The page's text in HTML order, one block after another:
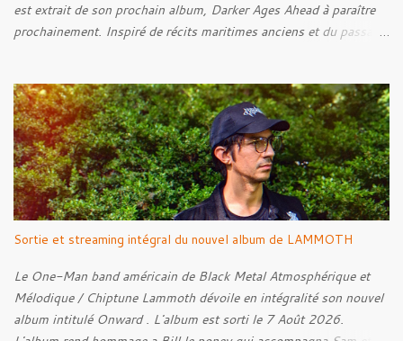
est extrait de son prochain album, Darker Ages Ahead à paraître
prochainement. Inspiré de récits maritimes anciens et du passage
Derrière cette imagerie, le groupe développe un propos autour de
la persévérance et de l’espoir face aux épreuves, alors que le
personnage finit par retrouver la force de continuer malgré les
ténèbres qui l’entourent.
Sortie et streaming intégral du nouvel album de LAMMOTH
Le One-Man band américain de Black Metal Atmosphérique et
Mélodique / Chiptune Lammoth dévoile en intégralité son nouvel
album intitulé Onward . L'album est sorti le 7 Août 2026.